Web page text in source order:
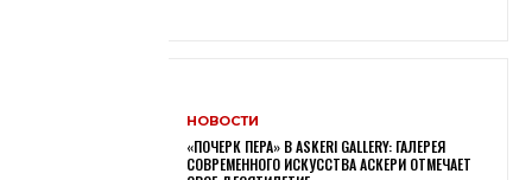
НОВОСТИ
«ПОЧЕРК ПЕРА» В ASKERI GALLERY: ГАЛЕРЕЯ
СОВРЕМЕННОГО ИСКУССТВА АСКЕРИ ОТМЕЧАЕТ